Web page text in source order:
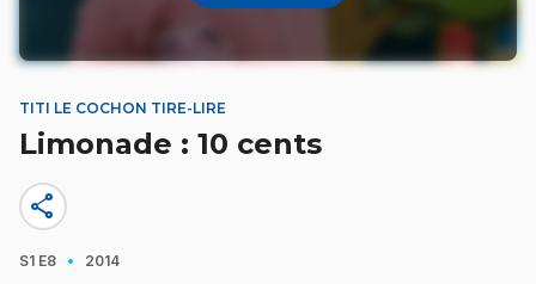
TITI LE COCHON TIRE-LIRE
Limonade : 10 cents
share
S1 E8 · 2014